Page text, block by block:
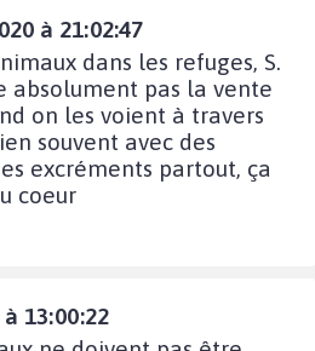
à 21:02:47
dans les refuges, S.
absolument pas la vente
on les voient à travers
souvent avec des
excréments partout, ça
coeur
13:00:22